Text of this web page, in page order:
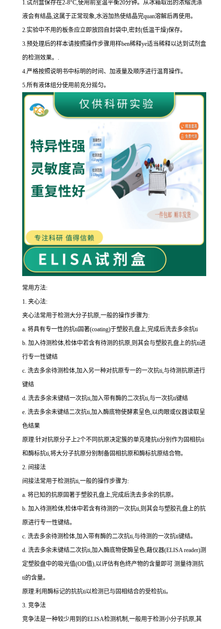
1.试剂盒保存在2-8°C,使用前室温平衡20分钟。从冰箱取出的浓缩洗涤
液会有结晶,这属于正常现象,水浴加热使结晶完quan溶解后再使用。
2.实验中不用的板条应立即放回自封袋中,密封(低温干燥)保存。
3.预处理后的样本请按照操作步骤用样ben稀释ye适当稀释以达到试剂盒
的检测效果。 .
4.严格按照说明书中标明的时间、加液量及顺序进行温育操作。
5.所有液体组分使用前充分摇匀。
常用方法:
1. 夹心法:
夹心法常用于检测大分子抗原,一般的操作步骤为:
a. 将具有专一性的抗ti固著(coating)于塑胶孔盘上,完成后洗去多余抗ti
b. 加入待测检体,检体中若含有待测的抗原,则其会与塑胶孔盘上的抗ti进
行专一性键结
c. 洗去多余待测检体,加入另一种对抗原专一的一次抗ti,与待测抗原进行
键结
d. 洗去多余未键结一次抗ti,加入带有酶的二次抗ti,与一次抗ti键结
e. 洗去多余未键结二次抗ti,加入酶底物使酵素呈色,以肉眼或仪器读取呈
色结果
原理:针对抗原分子上2个不同抗原决定簇的单克隆抗ti分别作为固相抗ti
和酶标抗ti,将大分子抗原分别制备固相抗原和酶标抗原结合物。
2. 间接法
间接法常用于检测抗ti,一般的操作步骤为:
a. 将已知的抗原固著于塑胶孔盘上,完成后洗去多余的抗原。
b. 加入待测检体,检体中若含有待测的一次抗ti,则其会与塑胶孔盘上的抗
原进行专一性键结。
c. 洗去多余待测检体,加入带有酶的二次抗ti,与待测的一次抗ti键结。
d. 洗去多余未键结二次抗ti,加入酶底物使酶呈色,藉仪器(ELISA reader)测
定塑胶盘中的吸光值(OD值),以评估有色终产物的含量即可 测量待测抗
ti的含量。
原理:利用酶标记的抗抗ti以检测已与固相结合的受检抗ti。
3. 竞争法
竞争法是一种较少用到的ELISA检测机制,一般用于检测小分子抗原,其